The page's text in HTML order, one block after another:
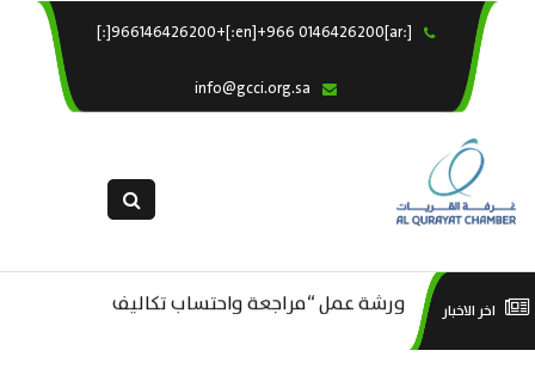
[:ar]966146426200+[:en]+966 0146426200[:] ×
خدماتنا
التقديم الالكترونى
اخر الاخبار
ورشة عمل “مراجعة واحتساب تكاليف
ورشة عمل : العمـــــل الحـــــر